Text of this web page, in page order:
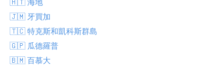
🇯🇲 牙買加
🇹🇨 特克斯和凱科斯群島
🇬🇵 瓜德羅普
🇧🇲 百慕大